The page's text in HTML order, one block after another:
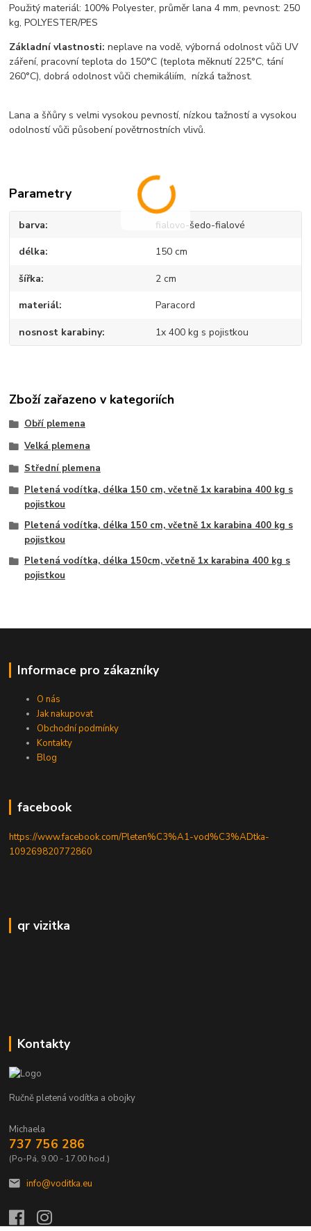
Použitý materiál: 100%Polyester, průměr lana 4 mm, pevnost: 250
kg, POLYESTER/PES
Základní vlastnosti:neplave na vodě, výborná odolnost vůči UV
záření,pracovní teplota do 150°C (teplota měknutí 225°C, tání
260°C), dobrá odolnost vůči chemikáliím, nízká tažnost.
Lana a šňůry s velmi vysokou pevností, nízkou tažností a vysokou
odolností vůči působení povětrnostních vlivů.
Parametry
barva fialovo-šedo-fialové
délka 150 cm
šířka 2 cm
materiál Paracord
nosnost karabiny 1x 400 kg s pojistkou
Zboží zařazeno v kategoriích
Obří plemena
Velká plemena
Střední plemena
Pletená vodítka, délka 150 cm, včetně 1x karabina 400 kg s
pojistkou
Pletená vodítka, délka 150 cm, včetně 1x karabina 400 kg s
pojistkou
Pletená vodítka, délka 150cm, včetně 1x karabina 400 kg s
pojistkou
Informace pro zákazníky
O nás
Jak nakupovat
Obchodní podmínky
Kontakty
Blog
facebook
https://www.facebook.com/Pleten%C3%A1-vod%C3%ADtka-
109269820772860
qr vizitka
Kontakty
Ručně pletená vodítka a obojky
Michaela
737 756 286
(Po-Pá, 9.00 - 17.00 hod.)
info@voditka.eu